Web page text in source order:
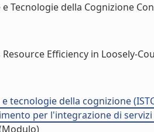
Tecnologie della Cognizione
Resource Efficiency in Loosely-
tecnologie della cognizione
per l'integrazione di